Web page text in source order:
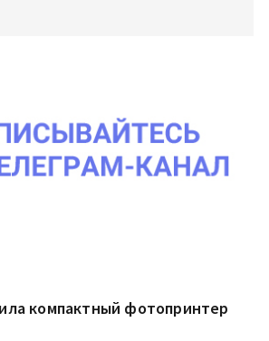
компактный фотопринтер